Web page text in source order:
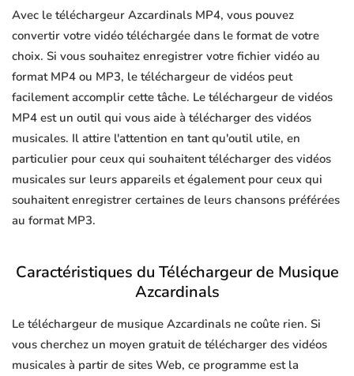
Avec le téléchargeur Azcardinals MP4, vous pouvez
convertir votre vidéo téléchargée dans le format de votre
choix. Si vous souhaitez enregistrer votre fichier vidéo au
format MP4 ou MP3, le téléchargeur de vidéos peut
facilement accomplir cette tâche. Le téléchargeur de vidéos
MP4 est un outil qui vous aide à télécharger des vidéos
musicales. Il attire l'attention en tant qu'outil utile, en
particulier pour ceux qui souhaitent télécharger des vidéos
musicales sur leurs appareils et également pour ceux qui
souhaitent enregistrer certaines de leurs chansons préférées
au format MP3.
Caractéristiques du Téléchargeur de Musique
Azcardinals
Le téléchargeur de musique Azcardinals ne coûte rien. Si
vous cherchez un moyen gratuit de télécharger des vidéos
musicales à partir de sites Web, ce programme est la